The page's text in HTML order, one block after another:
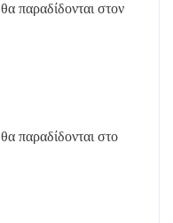
παραδίδονται στον
παραδίδονται στο